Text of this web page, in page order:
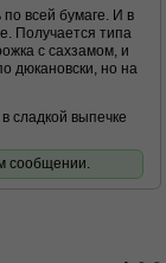
всей бумаге. И в
Получается типа
с сахзамом, и
дюкановски, но на
сладкой выпечке
сообщении.